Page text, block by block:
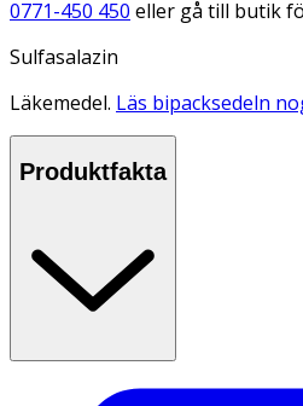
0771-450 450 eller gå till butik
Sulfasalazin
Läkemedel. Läs bipacksedeln
Produktfakta